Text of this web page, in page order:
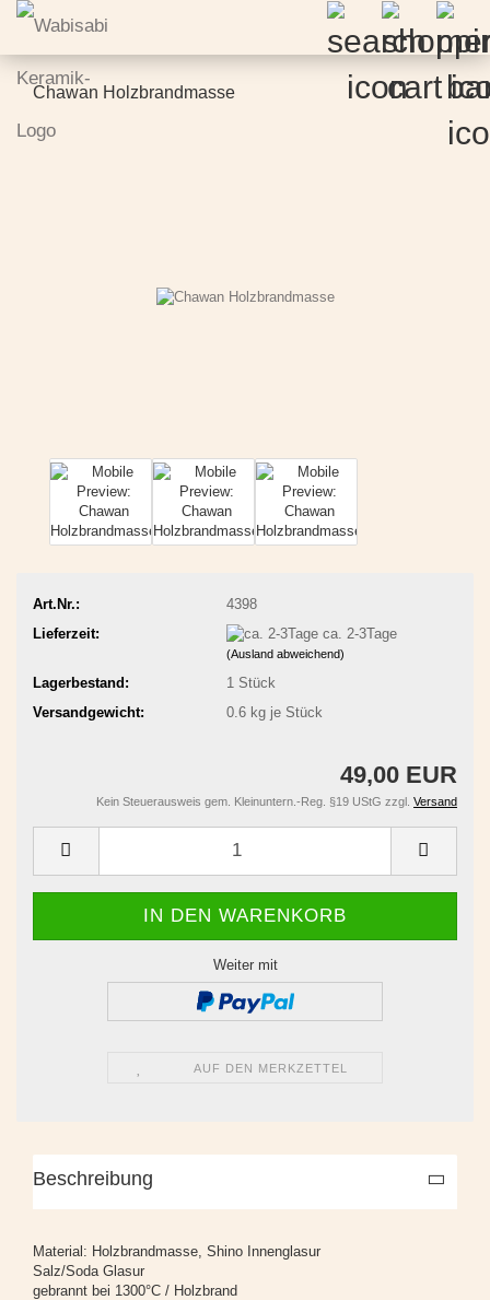
Chawan Holzbrandmasse
Art.Nr.:
4398
Lieferzeit:
ca. 2-3Tage
(Ausland abweichend)
Lagerbestand: 1 Stück
Versandgewicht:
0.6kg je Stück
49,00 EUR
Kein Steuerausweis gem. Kleinuntern.-Reg. §19 UStG zzgl. Versand
Weiter mit
AUF DEN MERKZETTEL
Beschreibung
Material: Holzbrandmasse, Shino Innenglasur
Salz/Soda Glasur
gebrannt bei 1300°C / Holzbrand